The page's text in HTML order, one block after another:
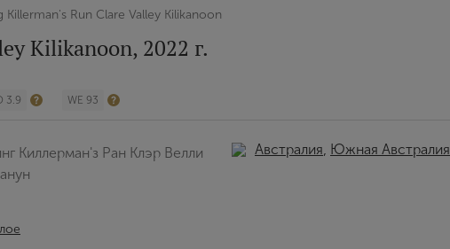
Killerman's Run Clare Valley Kilikanoon
Kilikanoon, 2022 г.
3.9 WE 93
Киллерман'з Ран Клэр Велли
Австралия, Южная Австралия